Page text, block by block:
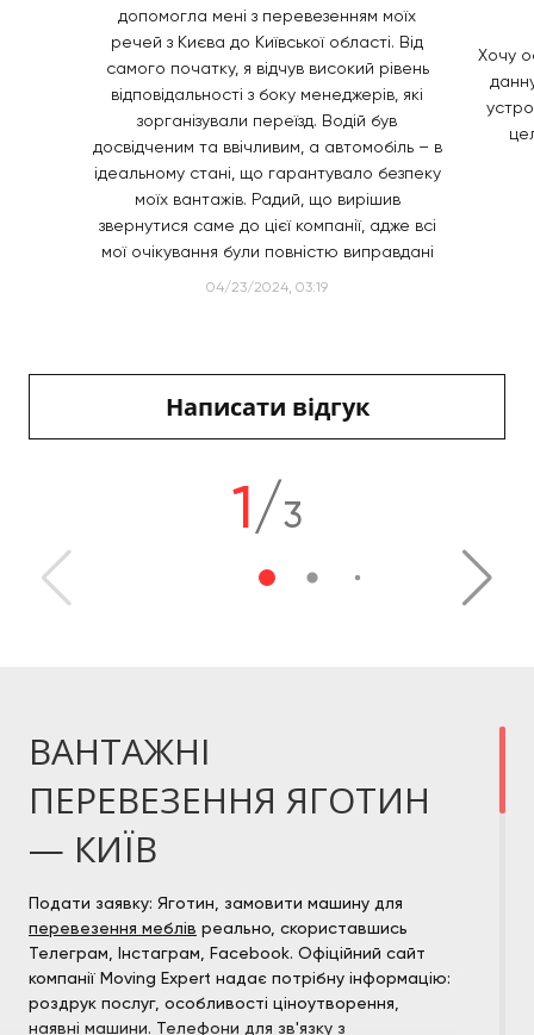
допомогла мені з перевезенням моїх
речей з Києва до Київської області. Від
самого початку, я відчув високий рівень
відповідальності з боку менеджерів, які
зорганізували переїзд. Водій був
досвідченим та ввічливим, а автомобіль – в
ідеальному стані, що гарантувало безпеку
моїх вантажів. Радий, що вирішив
звернутися саме до цієї компанії, адже всі
мої очікування були повністю виправдані
04/23/2024, 03:19
Хочу
Написати відгук
1/3
ВАНТАЖНІ
ПЕРЕВЕЗЕННЯ ЯГОТИН
— КИЇВ
Подати заявку: Яготин, замовити машину для
перевезення меблів реально, скориставшись
Телеграм, Інстаграм, Facebook. Офіційний сайт
компанії Moving Expert надає потрібну інформацію:
роздрук послуг, особливості ціноутворення,
наявні машини. Телефони для зв'язку з